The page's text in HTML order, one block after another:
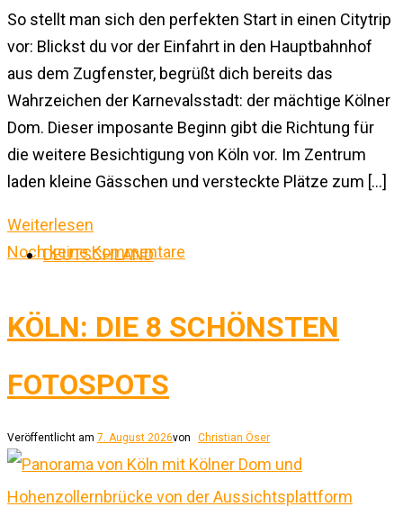
So stellt man sich den perfekten Start in einen Citytrip
vor: Blickst du vor der Einfahrt in den Hauptbahnhof
aus dem Zugfenster, begrüßt dich bereits das
Wahrzeichen der Karnevalsstadt: der mächtige Kölner
Dom. Dieser imposante Beginn gibt die Richtung für
die weitere Besichtigung von Köln vor. Im Zentrum
laden kleine Gässchen und versteckte Plätze zum […]
Weiterlesen
Noch keine Kommentare
DEUTSCHLAND
KÖLN: DIE 8 SCHÖNSTEN
FOTOSPOTS
Veröffentlicht am 7. August 2026von Christian Öser